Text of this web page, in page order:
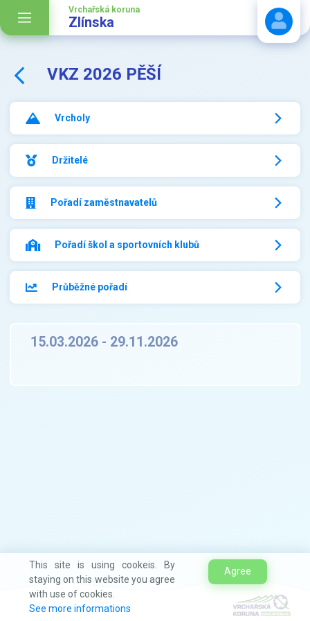
Vrchařská koruna
Zlínska
VKZ 2026 PĚŠÍ
Vrcholy
Držitelé
Pořadí zaměstnavatelů
Pořadí škol a sportovních klubů
Průběžné pořadí
15.03.2026 - 29.11.2026
This site is using cookeis. By
staying on this website you agree
with use of cookies.
See more informations
Agree